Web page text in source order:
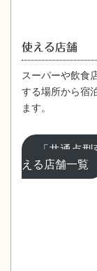
使える店舗
スーパーや飲食
する場所から宿
ます。
「共通点
える店舗一覧